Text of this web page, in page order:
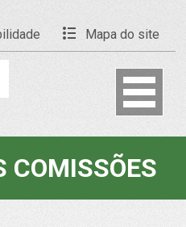
Mapa do site
COMISSÕES